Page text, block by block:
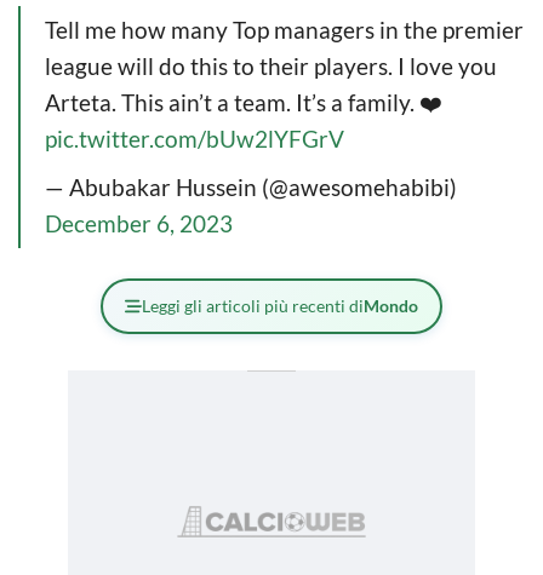
Tell me how many Top managers in the premier
league will do this to their players. I love you
Arteta. This ain’t a team. It’s a family. ❤️
pic.twitter.com/bUw2lYFGrV
— Abubakar Hussein (@awesomehabibi)
December 6, 2023
Leggi gli articoli più recenti diMondo